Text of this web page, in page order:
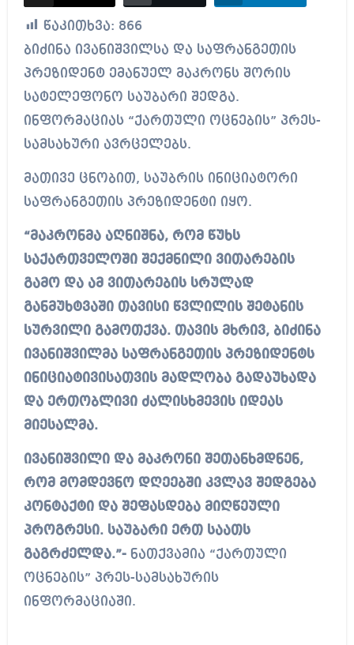
წაკითხვა: 866
ბიძინა ივანიშვილსა და საფრანგეთის
პრეზიდენტ ემანუელ მაკრონს შორის
სატელეფონო საუბარი შედგა.
ინფორმაციას “ქართული ოცნების” პრეს-
სამსახური ავრცელებს.
მათივე ცნობით, საუბრის ინიციატორი
საფრანგეთის პრეზიდენტი იყო.
“მაკრონმა აღნიშნა, რომ წუხს
საქართველოში შექმნილი ვითარების
გამო და ამ ვითარების სრულად
განმუხტვაში თავისი წვლილის შეტანის
სურვილი გამოთქვა. თავის მხრივ, ბიძინა
ივანიშვილმა საფრანგეთის პრეზიდენტს
ინიციატივისათვის მადლობა გადაუხადა
და ერთობლივი ძალისხმევის იდეას
მიესალმა.
ივანიშვილი და მაკრონი შეთანხმდნენ,
რომ მომდევნო დღეებში კვლავ შედგება
კონტაქტი და შეფასდება მიღწეული
პროგრესი. საუბარი ერთ საათს
გაგრძელდა.”-ნათქვამია “ქართული
ოცნების” პრეს-სამსახურის
ინფორმაციაში.